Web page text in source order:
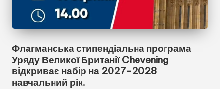
Флагманська стипендіальна програма
Уряду Великої Британії Chevening
відкриває набір на 2027-2028
навчальний рік.